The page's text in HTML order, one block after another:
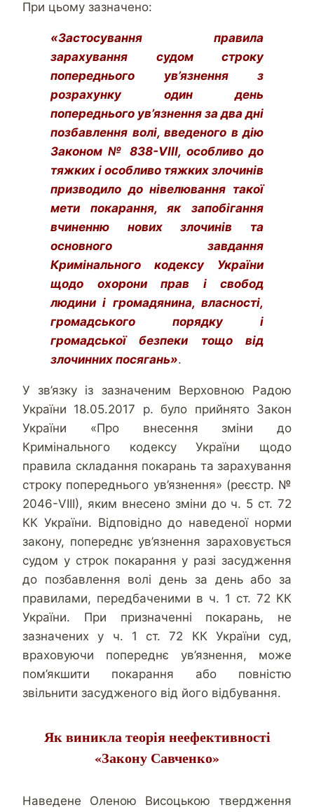
При цьому зазначено:
«Застосування правила
зарахування судом строку
попереднього ув’язнення з
розрахунку один день
попереднього ув’язнення за два дні
позбавлення волі, введеного в дію
Законом № 838-VІІІ, особливо до
тяжких і особливо тяжких злочинів
призводило до нівелювання такої
мети покарання, як запобігання
вчиненню нових злочинів та
основного завдання
Кримінального кодексу України
щодо охорони прав і свобод
людини і громадянина, власності,
громадського порядку і
громадської безпеки тощо від
злочинних посягань».
У зв’язку із зазначеним Верховною Радою
України 18.05.2017 р. було прийнято Закон
України «Про внесення зміни до
Кримінального кодексу України щодо
правила складання покарань та зарахування
строку попереднього ув’язнення» (реєстр. №
2046-VІІІ), яким внесено зміни до ч. 5 ст. 72
КК України. Відповідно до наведеної норми
закону, попереднє ув’язнення зараховується
судом у строк покарання у разі засудження
до позбавлення волі день за день або за
правилами, передбаченими в ч. 1 ст. 72 КК
України. При призначенні покарань, не
зазначених у ч. 1 ст. 72 КК України суд,
враховуючи попереднє ув’язнення, може
пом’якшити покарання або повністю
звільнити засудженого від його відбування.
Як виникла теорія неефективності
«Закону Савченко»
Наведене Оленою Висоцькою твердження